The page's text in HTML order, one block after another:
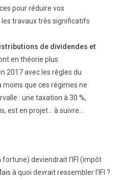
pour réduire vos
les travaux très significatifs
de dividendes et
en théorie plus
2017 avec les règles du
que ces régimes ne
: une taxation à 30 %,
est en projet… à suivre…
fortune) deviendrait l’IFI (impôt
à quoi devrait ressembler l’IFI ?